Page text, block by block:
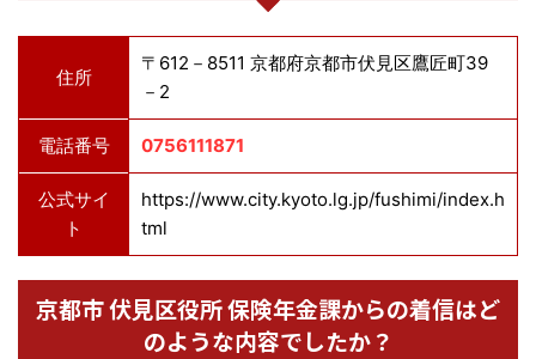
住所
〒612－8511 京都府京都市伏見区鷹匠町39
－2
電話番号 0756111871
公式サイ
ト
https://www.city.kyoto.lg.jp/fushimi/index.h
tml
京都市 伏見区役所 保険年金課からの着信はど
のような内容でしたか？